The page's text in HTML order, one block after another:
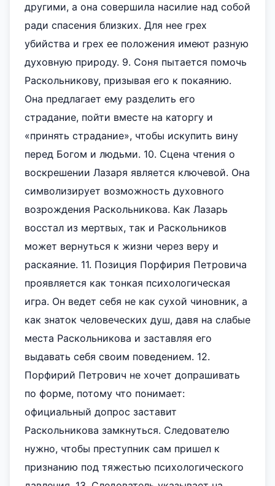
другими, а она совершила насилие над собой
ради спасения близких. Для нее грех
убийства и грех ее положения имеют разную
духовную природу. 9. Соня пытается помочь
Раскольникову, призывая его к покаянию.
Она предлагает ему разделить его
страдание, пойти вместе на каторгу и
«принять страдание», чтобы искупить вину
перед Богом и людьми. 10. Сцена чтения о
воскрешении Лазаря является ключевой. Она
символизирует возможность духовного
возрождения Раскольникова. Как Лазарь
восстал из мертвых, так и Раскольников
может вернуться к жизни через веру и
раскаяние. 11. Позиция Порфирия Петровича
проявляется как тонкая психологическая
игра. Он ведет себя не как сухой чиновник, а
как знаток человеческих душ, давя на слабые
места Раскольникова и заставляя его
выдавать себя своим поведением. 12.
Порфирий Петрович не хочет допрашивать
по форме, потому что понимает:
официальный допрос заставит
Раскольникова замкнуться. Следователю
нужно, чтобы преступник сам пришел к
признанию под тяжестью психологического